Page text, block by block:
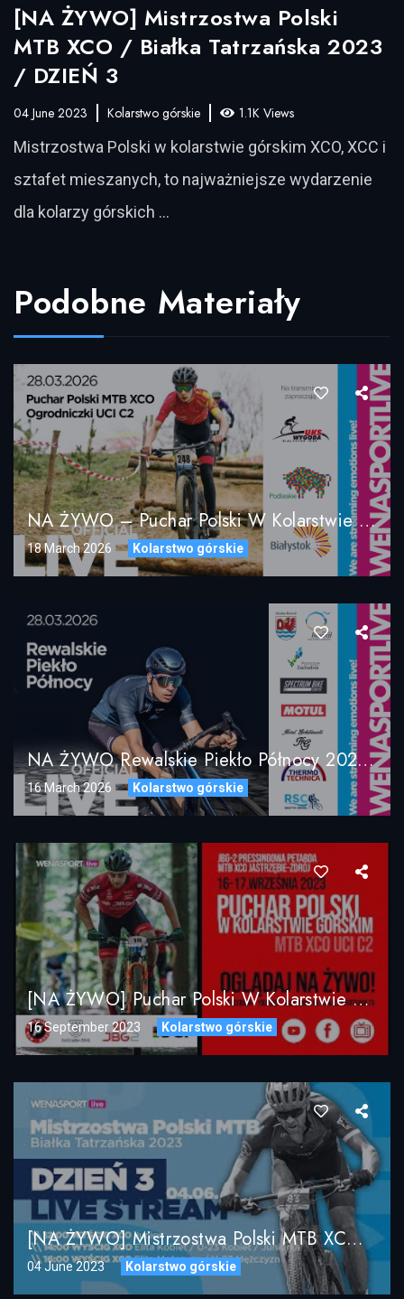
[NA ŻYWO] Mistrzostwa Polski
MTB XCO / Białka Tatrzańska 2023
/ DZIEŃ 3
04 June 2023 Kolarstwo górskie 1.1K Views
Mistrzostwa Polski w kolarstwie górskim XCO, XCC i
sztafet mieszanych, to najważniejsze wydarzenie
dla kolarzy górskich …
Podobne Materiały
NA ŻYWO – Puchar Polski W Kolarstwie Górskim MTB XCO – Ogrodniczki UCI C2 2026
18 March 2026 Kolarstwo górskie
NA ŻYWO Rewalskie Piekło Północy 2026 / Rewal-Pogorzelica 28.03.2026
16 March 2026 Kolarstwo górskie
[NA ŻYWO] Puchar Polski W Kolarstwie Górskim MTB XCO – JBG-2 Pressingowa Petarda 2023
16 September 2023 Kolarstwo górskie
[NA ŻYWO] Mistrzostwa Polski MTB XCO / Białka Tatrzańska 2023 / DZIEŃ 3
04 June 2023 Kolarstwo górskie